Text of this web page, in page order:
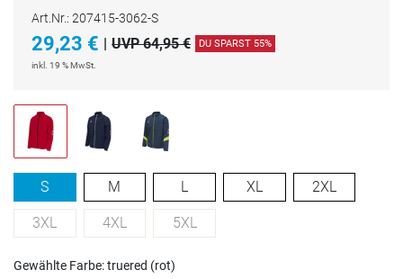
Art.Nr.: 207415-3062-S
29,23 € | UVP 64,95 € DU SPARST 55%
inkl. 19 % MwSt.
S M L XL 2XL
3XL 4XL 5XL
Gewählte Farbe: truered (rot)